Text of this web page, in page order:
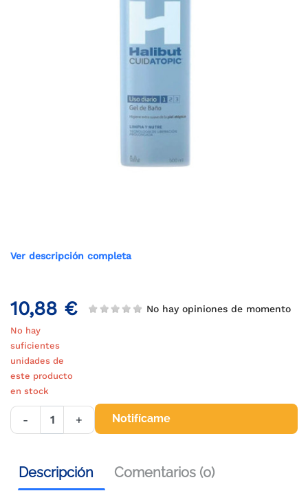
Ver descripción completa
10,88 € No hay opiniones de momento
No hay
suficientes
unidades de
este producto
en stock
- + Notifícame
Descripción Comentarios (0)